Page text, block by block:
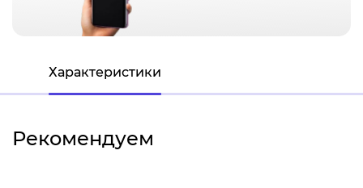
Характеристики
Рекомендуем